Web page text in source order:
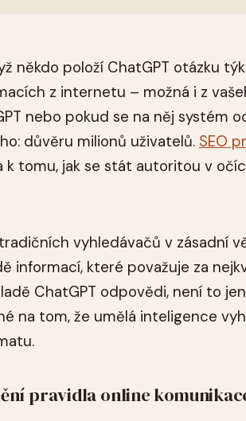
někdo položí ChatGPT otázku
z internetu – možná i z
nebo pokud se na něj systém
důvěru milionů uživatelů. SEO
k tomu, jak se stát autoritou v
vyhledávačů v zásadní
informací, které považuje za
ChatGPT odpovědi, není to
na tom, že umělá inteligence
pravidla online